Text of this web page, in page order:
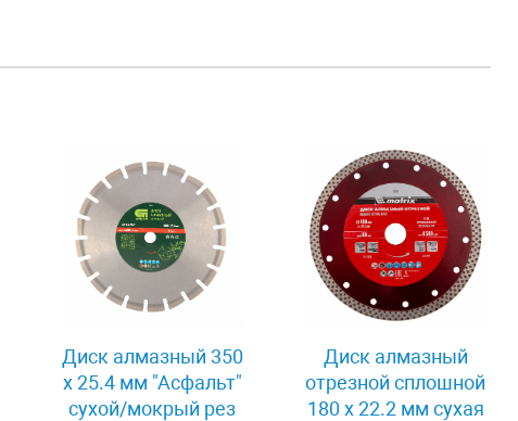
Диск алмазный 350
х 25.4 мм "Асфальт"
сухой/мокрый рез
Диск алмазный
отрезной сплошной
180 х 22.2 мм сухая